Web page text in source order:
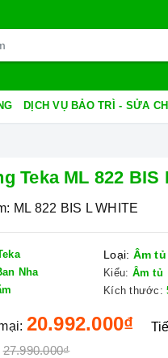
DỊCH VỤ BẢO TRÌ - SỬA
Teka ML 822 BIS
ML 822 BIS L WHITE
Nha
Loại: Âm tủ
Kiểu: Âm tủ
Kích thước:
20.992.000₫
27.990.000₫